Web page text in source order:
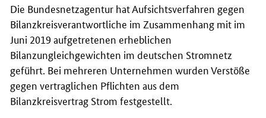
Die Bundesnetzagentur hat Aufsichtsverfahren gegen
Bilanzkreisverantwortliche im Zusammenhang mit im
Juni 2019 aufgetretenen erheblichen
Bilanzungleichgewichten im deutschen Stromnetz
geführt. Bei mehreren Unternehmen wurden Verstöße
gegen vertraglichen Pflichten aus dem
Bilanzkreisvertrag Strom festgestellt.